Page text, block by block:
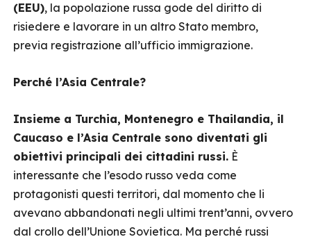
(EEU), la popolazione russa gode del diritto di
risiedere e lavorare in un altro Stato membro,
previa registrazione all’ufficio immigrazione.
Perché l’Asia Centrale?
Insieme a Turchia, Montenegro e Thailandia, il
Caucaso e l’Asia Centrale sono diventati gli
obiettivi principali dei cittadini russi. È
interessante che l’esodo russo veda come
protagonisti questi territori, dal momento che li
avevano abbandonati negli ultimi trent’anni, ovvero
dal crollo dell’Unione Sovietica. Ma perché russi